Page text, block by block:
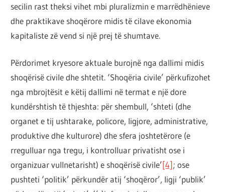
secilin rast theksi vihet mbi pluralizmin e marrëdhënieve
dhe praktikave shoqërore midis të cilave ekonomia
kapitaliste zë vend si një prej të shumtave.
Përdorimet kryesore aktuale burojnë nga dallimi midis
shoqërisë civile dhe shtetit. ‘Shoqëria civile’ përkufizohet
nga mbrojtësit e këtij dallimi në termat e një dore
kundërshtish të thjeshta: për shembull, ‘shteti (dhe
organet e tij ushtarake, policore, ligjore, administrative,
produktive dhe kulturore) dhe sfera joshtetërore (e
rregulluar nga tregu, i kontrolluar privatisht ose i
organizuar vullnetarisht) e shoqërisë civile’[4]; ose
pushteti ‘politik’ përkundër atij ‘shoqëror’, ligji ‘publik’